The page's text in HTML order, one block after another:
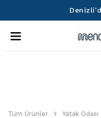
Tüm Ürünler Yatak Odası